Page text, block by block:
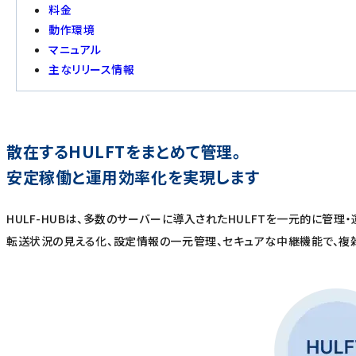
料金
動作環境
マニュアル
主なリリース情報
散在するHULFTをまとめて管理。
安定稼働と運用効率化を実現します
HULF-HUBは、多数のサーバーに導入されたHULFTを一元的に管理・
転送状況の見える化、設定情報の一元管理、セキュアな中継機能で、